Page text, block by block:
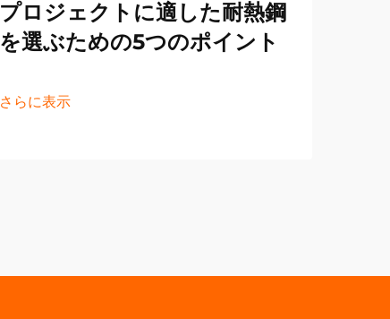
プロジェクトに適した耐熱鋼
を選ぶための5つのポイント
さらに表示